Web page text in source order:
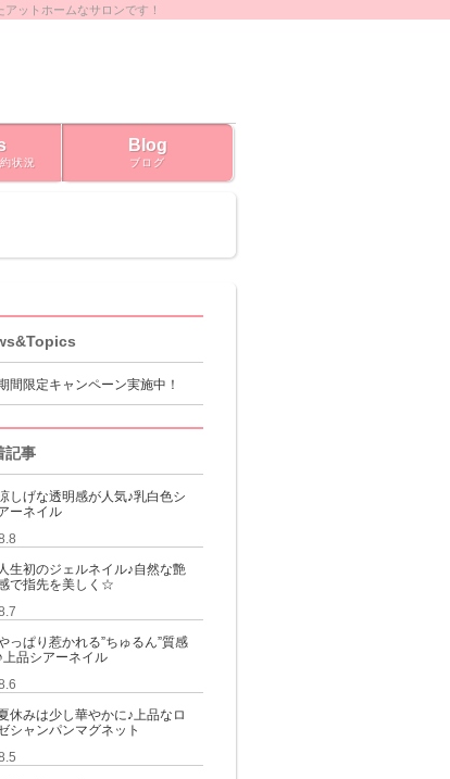
ットホームなサロンです！
状況
Blog
ブログ
間限定キャンペーン実施中！
記事
しげな透明感が人気♪乳白色シ
ーネイル
人生初のジェルネイル♪自然な艶
で指先を美しく☆
っぱり惹かれる”ちゅるん”質感
上品シアーネイル
休みは少し華やかに♪上品なロ
シャンパンマグネット